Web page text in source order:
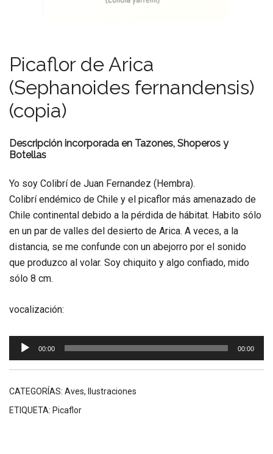
Picaflor de Arica
(Sephanoides fernandensis)
(copia)
Descripción incorporada en Tazones, Shoperos y
Botellas
Yo soy Colibrí de Juan Fernandez (Hembra).
Colibrí endémico de Chile y el picaflor más amenazado de
Chile continental debido a la pérdida de hábitat. Habito sólo
en un par de valles del desierto de Arica. A veces, a la
distancia, se me confunde con un abejorro por el sonido
que produzco al volar. Soy chiquito y algo confiado, mido
sólo 8 cm.
vocalización:
Reproductor
de
00:00 00:00
CATEGORÍAS: Aves,
Ilustraciones
ETIQUETA: Picaflor